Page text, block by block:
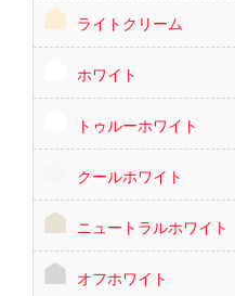
ライトクリーム
ホワイト
トゥルーホワイト
クールホワイト
ニュートラルホワイト
オフホワイト